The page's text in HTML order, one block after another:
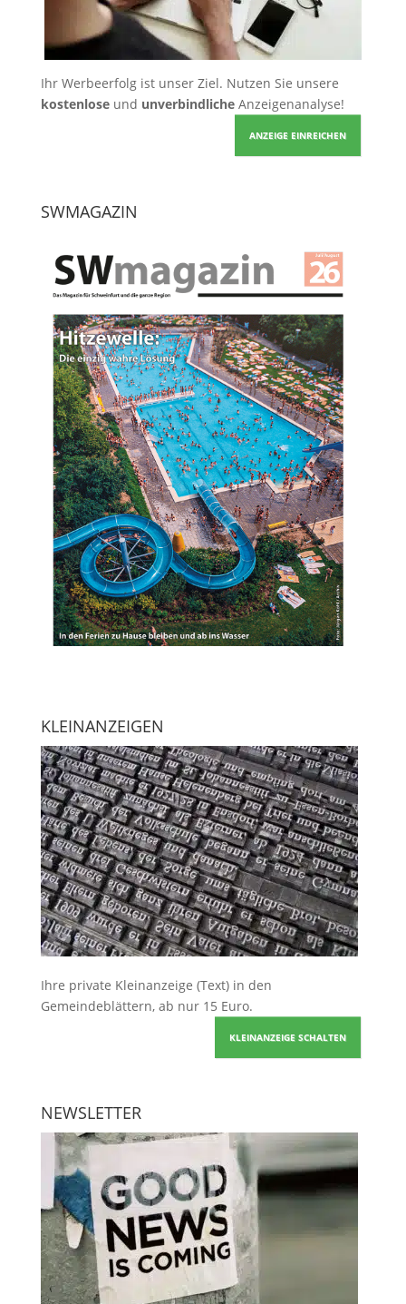
Ihr Werbeerfolg ist unser Ziel. Nutzen Sie unsere
kostenloseund unverbindlicheAnzeigenanalyse!
ANZEIGE EINREICHEN
SWMAGAZIN
KLEINANZEIGEN
Ihre private Kleinanzeige (Text) in den
Gemeindeblättern, ab nur 15 Euro.
KLEINANZEIGE SCHALTEN
NEWSLETTER